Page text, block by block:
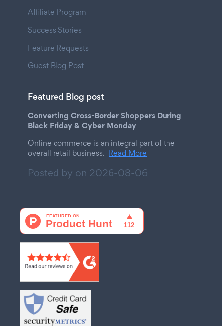
Affiliate Program
Success Stories
Feature Requests
Guest Blog Post
Featured Blog post
Converting Cross-Border Shoppers During
Black Friday & Cyber Monday
Online commerce is an integral part of the
overall retail business. Read More
Posted by on 2026-08-06